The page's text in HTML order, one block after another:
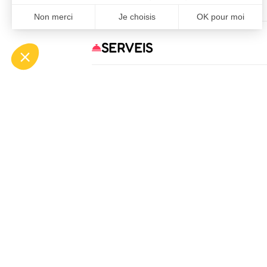
COMODITATS
SERVEIS